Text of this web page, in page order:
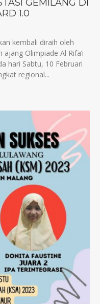
GEMILANG DI
1.0
kembali diraih oleh
Olimpiade Al Rifa’i
hari Sabtu, 10 Februari
regional...